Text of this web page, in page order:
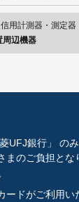
用計測器・測定器
周辺機器
UFJ銀行」 のみ
まのご負担とな
ードがご利用い